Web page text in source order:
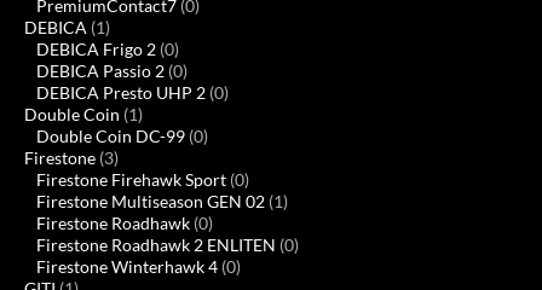
PremiumContact7 (0)
DEBICA (1)
DEBICA Frigo 2 (0)
DEBICA Passio 2 (0)
DEBICA Presto UHP 2 (0)
Double Coin (1)
Double Coin DC-99 (0)
Firestone (3)
Firestone Firehawk Sport (0)
Firestone Multiseason GEN 02 (1)
Firestone Roadhawk (0)
Firestone Roadhawk 2 ENLITEN (0)
Firestone Winterhawk 4 (0)